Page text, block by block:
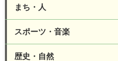
まち・人
スポーツ・音楽
歴史・自然